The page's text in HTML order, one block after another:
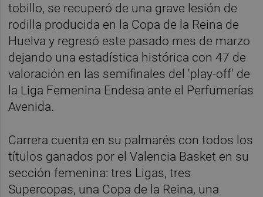
tobillo, se recuperó de una grave lesión de
rodilla producida en la Copa de la Reina de
Huelva y regresó este pasado mes de marzo
dejando una estadística histórica con 47 de
valoración en las semifinales del 'play-off' de
la Liga Femenina Endesa ante el Perfumerías
Avenida.
Carrera cuenta en su palmarés con todos los
títulos ganados por el Valencia Basket en su
sección femenina: tres Ligas, tres
Supercopas, una Copa de la Reina, una